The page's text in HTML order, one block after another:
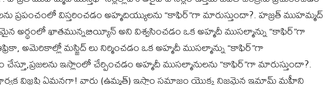
విస్తరించడం అహ్మదియ్యులను “కాఫిర్”గా మారుస్తుందా?. హజ్రత్ ముహమ్మద్
అర్థంలో ఖాతమున్నబియ్యీన్ అని విశ్వసించడం ఒక అహ్మదీ ముసల్మాన్ను “కాఫిర్”గా
అమెరికాల్లో మస్జిద్ లు నిర్మించడం ఒక అహ్మదీ ముసల్మాన్ను “కాఫిర్”గా
ఇస్లాంలో చేర్పించడం అహ్మదీ ముసల్మానులను “కాఫిర్”గా మారుస్తుందా?.
విజ్ఞప్తి ఏమనగా! వారు (ఉమ్మత్) ఇస్లాం సమాజం యొక్క నిజమైన ఇమామ్ మహీని